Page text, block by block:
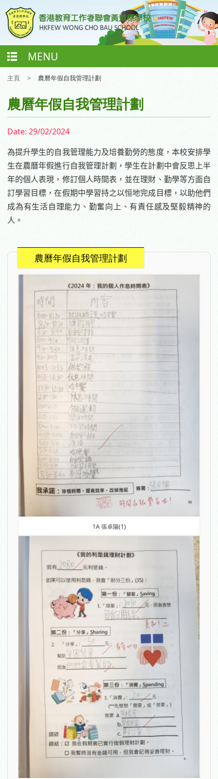
MENU
主頁 > 農曆年假自我管理計劃
農曆年假自我管理計劃
Date: 29/02/2024
為提升學生的自我管理能力及培養勤勞的態度，本校安排學
生在農曆年假進行自我管理計劃，學生在計劃中會反思上半
年的個人表現，修訂個人時間表，並在理財、勤學等方面自
訂學習目標，在假期中學習持之以恒地完成目標， 以助他們
成為有生活自理能力、勤奮向上、有責任感及堅毅精神的
人。
農曆年假自我管理計劃
1A 張卓陽(1)